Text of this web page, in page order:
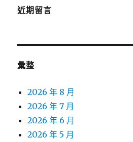
近期留言
彙整
2026 年 8 月
2026 年 7 月
2026 年 6 月
2026 年 5 月